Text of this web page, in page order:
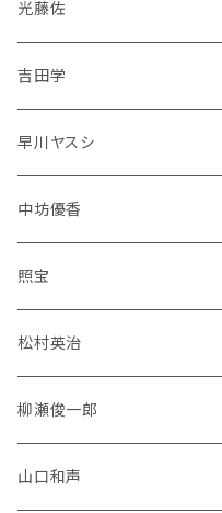
光藤佐
吉田学
早川ヤスシ
中坊優香
照宝
松村英治
柳瀬俊一郎
山口和声